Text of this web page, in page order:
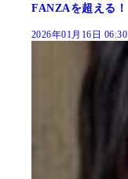
FANZAを超える！
2026年01月16日 06:30